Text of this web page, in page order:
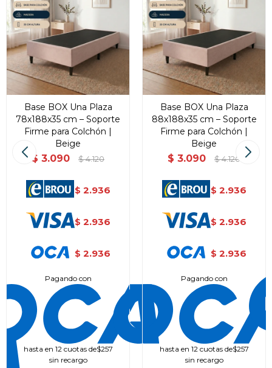
Base BOX Una Plaza
78x188x35 cm – Soporte
Firme para Colchón |
Beige
$ 3.090 $ 4.120
$ 2.936
$ 2.936
$ 2.936
Pagando con
hasta en 12 cuotas de$257
sin recargo
Base BOX Una Plaza
88x188x35 cm – Soporte
Firme para Colchón |
Beige
$ 3.090 $ 4.120
$ 2.936
$ 2.936
$ 2.936
Pagando con
hasta en 12 cuotas de$257
sin recargo